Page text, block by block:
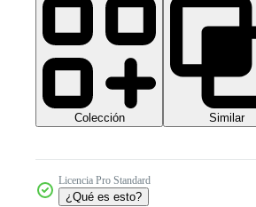
Colección Similar
Licencia Pro Standard
¿Qué es esto?